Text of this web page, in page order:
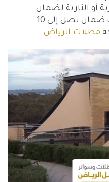
أو النارية لضمان
مقاومة الصدأ، مع توفير فترات ضمان تصل إلى 10
مظلات الرياض .